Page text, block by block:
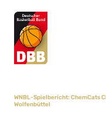
WNBL-Spielbericht: ChemCats
Wolfenbüttel